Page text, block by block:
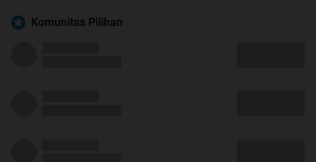
Komunitas Pilihan